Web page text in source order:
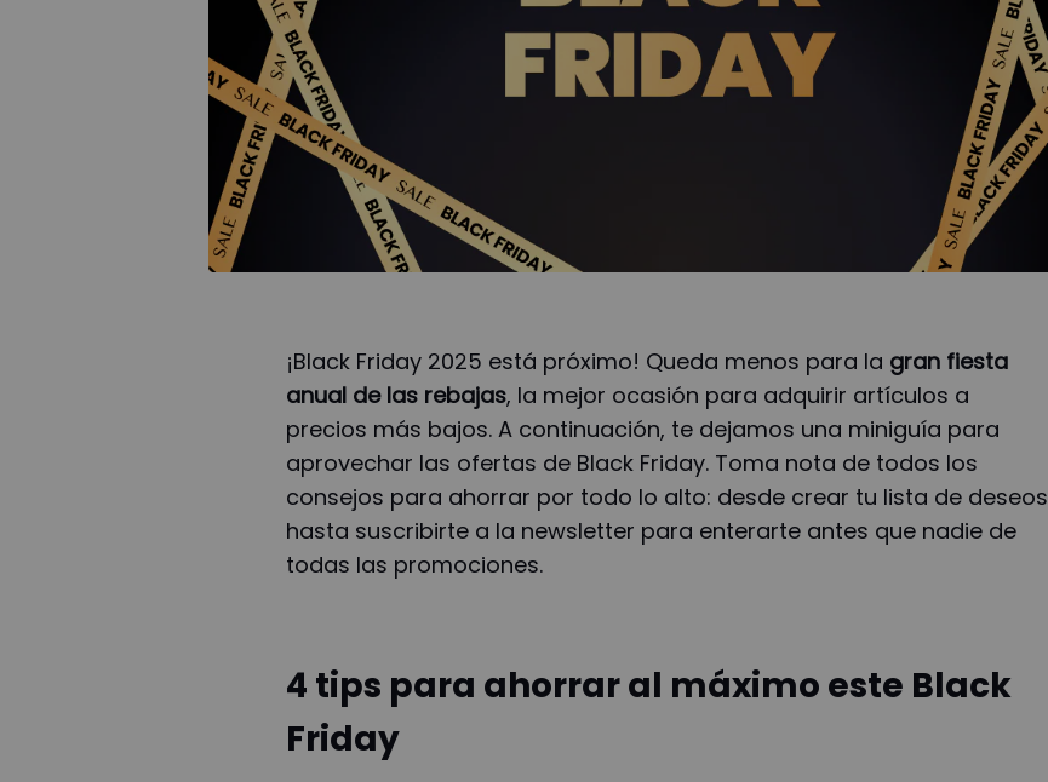
¡Black Friday 2025 está próximo! Queda menos para la gran fiesta
anual de las rebajas, la mejor ocasión para adquirir artículos a
precios más bajos. A continuación, te dejamos una miniguía para
aprovechar las ofertas de Black Friday. Toma nota de todos los
consejos para ahorrar por todo lo alto: desde crear tu lista de deseos
hasta suscribirte a la newsletter para enterarte antes que nadie de
todas las promociones.
4 tips para ahorrar al máximo este Black
Friday